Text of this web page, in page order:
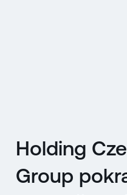
Holding
Group